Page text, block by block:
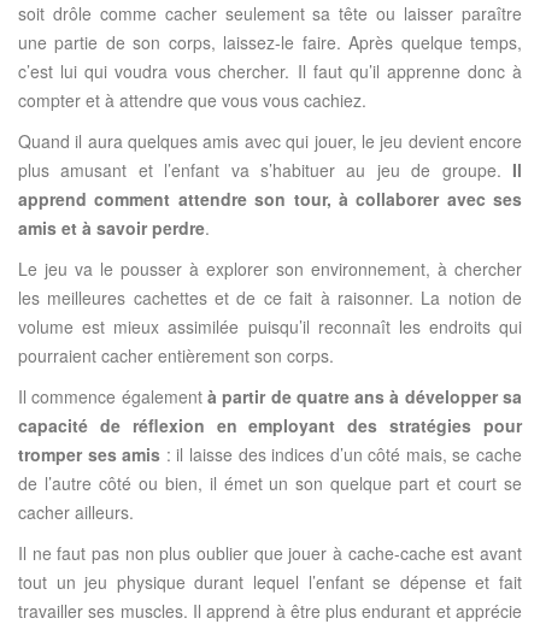
soit drôle comme cacher seulement sa tête ou laisser paraître
une partie de son corps, laissez-le faire. Après quelque temps,
c’est lui qui voudra vous chercher. Il faut qu’il apprenne donc à
compter et à attendre que vous vous cachiez.
Quand il aura quelques amis avec qui jouer, le jeu devient encore
plus amusant et l’enfant va s’habituer au jeu de groupe. Il
apprend comment attendre son tour, à collaborer avec ses
amis et à savoir perdre.
Le jeu va le pousser à explorer son environnement, à chercher
les meilleures cachettes et de ce fait à raisonner. La notion de
volume est mieux assimilée puisqu’il reconnaît les endroits qui
pourraient cacher entièrement son corps.
Il commence égalementà partir de quatre ans à développer sa
capacité de réflexion en employant des stratégies pour
tromper ses amis : il laisse des indices d’un côté mais, se cache
de l’autre côté ou bien, il émet un son quelque part et court se
cacher ailleurs.
Il ne faut pas non plus oublier que jouer à cache-cache est avant
tout un jeu physique durant lequel l’enfant se dépense et fait
travailler ses muscles. Il apprend à être plus endurant et apprécie